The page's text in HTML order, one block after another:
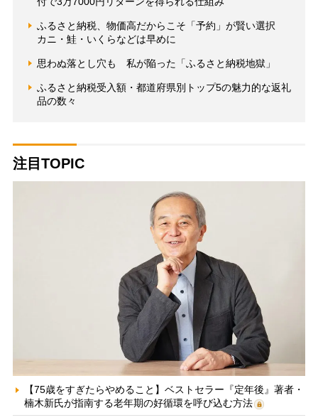
ふるさと納税、物価高だからこそ「予約」が賢い選択
カニ・鮭・いくらなどは早めに
思わぬ落とし穴も 私が陥った「ふるさと納税地獄」
ふるさと納税受入額・都道府県別トップ5の魅力的な返礼
品の数々
注目TOPIC
【75歳をすぎたらやめること】ベストセラー『定年後』著者・
楠木新氏が指南する老年期の好循環を呼び込む方法